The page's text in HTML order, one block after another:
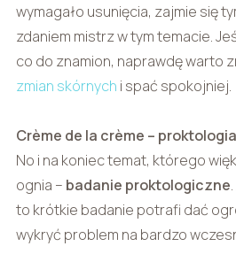
wymagało usunięcia, zajmie się
zdaniem mistrz w tym temacie.
co do znamion, naprawdę warto
zmian skórnych i spać spokojniej.
Crème de la crème – proktologia
No i na koniec temat, którego
ognia – badanie proktologiczne
to krótkie badanie potrafi dać
wykryć problem na bardzo